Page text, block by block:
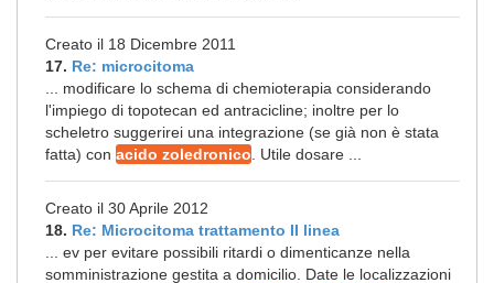
Creato il 18 Dicembre 2011
17. Re: microcitoma
... modificare lo schema di chemioterapia considerando
l'impiego di topotecan ed antracicline; inoltre per lo
scheletro suggerirei una integrazione (se già non è stata
fatta) con acido zoledronico . Utile dosare ...
Creato il 30 Aprile 2012
18. Re: Microcitoma trattamento II linea
... ev per evitare possibili ritardi o dimenticanze nella
somministrazione gestita a domicilio. Date le localizzazioni